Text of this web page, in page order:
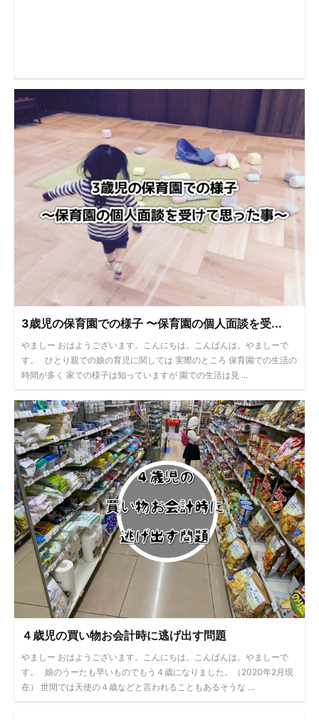
3歳児の保育園での様子 〜保育園の個人面談を受...
やましー おはようございます。こんにちは。こんばんは。やましーで
す。 ひとり親での娘の育児に関しては 実際のところ 保育園での生活の
時間が多く 家での様子は知っていますが 園での生活は見 ...
４歳児の買い物お会計時に逃げ出す問題
やましー おはようございます。こんにちは。こんばんは。やましーで
す。 娘のうーたも早いものでもう４歳になりました。（2020年2月現
在） 世間では天使の４歳などと言われることもあるそうな ...